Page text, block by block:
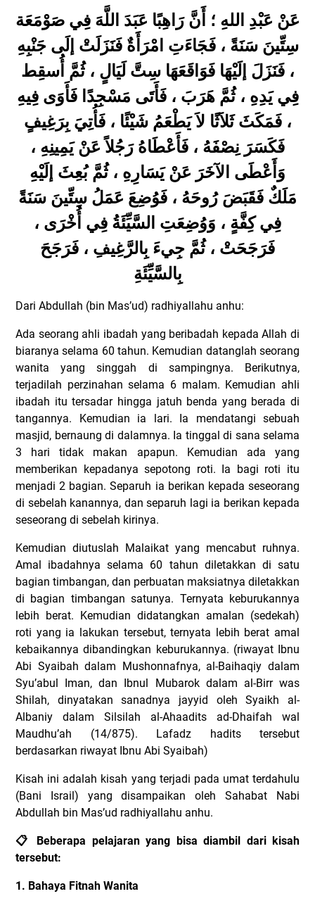
عَنْ عَبْدِ اللهِ ؛ أَنَّ رَاهِبًا عَبَدَ اللَّهَ فِي صَوْمَعَة
سِتِّينَ سَنَةً ، فَجَاءَتِ امْرَأَةٌ فَنَزَلَتْ إلَى جَنْبِهِ
، فَنَزَلَ إلَيْهَا فَوَاقَعَهَا سِتَّ لَيَالٍ ، ثُمَّ أُسقِط
فِي يَدِهِ ، ثُمَّ هَرَبَ ، فَأَتَى مَسْجِدًا فَأَوَى فِيهِ
، فَمَكَثَ ثَلاَثًا لاَ يَطْعَمُ شَيْئًا ، فَأُتِيَ بِرَغِيفٍ
فَكَسَرَ نِصْفَهُ ، فَأَعْطَاهُ رَجُلاً عَنْ يَمِينِهِ ،
وَأَعْطَى الآخَرَ عَنْ يَسَارِهِ ، ثُمَّ بُعِثَ إلَيْهِ
مَلَكٌ فَقَبَضَ رُوحَهُ ، فَوُضِعَ عَمَلُ سِتِّينَ سَنَةً
فِي كِفَّةٍ ، وَوُضِعَتِ السَّيِّئَةُ فِي أُخْرَى ،
فَرَجَحَتْ ، ثُمَّ جِيءَ بِالرَّغِيفِ ، فَرَجَحَ
بِالسَّيِّئَةِ
Dari Abdullah (bin Mas’ud) radhiyallahu anhu:
Ada seorang ahli ibadah yang beribadah kepada Allah di
biaranya selama 60 tahun. Kemudian datanglah seorang
wanita yang singgah di sampingnya. Berikutnya,
terjadilah perzinahan selama 6 malam. Kemudian ahli
ibadah itu tersadar hingga jatuh benda yang berada di
tangannya. Kemudian ia lari. Ia mendatangi sebuah
masjid, bernaung di dalamnya. Ia tinggal di sana selama
3 hari tidak makan apapun. Kemudian ada yang
memberikan kepadanya sepotong roti. Ia bagi roti itu
menjadi 2 bagian. Separuh ia berikan kepada seseorang
di sebelah kanannya, dan separuh lagi ia berikan kepada
seseorang di sebelah kirinya.
Kemudian diutuslah Malaikat yang mencabut ruhnya.
Amal ibadahnya selama 60 tahun diletakkan di satu
bagian timbangan, dan perbuatan maksiatnya diletakkan
di bagian timbangan satunya. Ternyata keburukannya
lebih berat. Kemudian didatangkan amalan (sedekah)
roti yang ia lakukan tersebut, ternyata lebih berat amal
kebaikannya dibandingkan keburukannya. (riwayat Ibnu
Abi Syaibah dalam Mushonnafnya, al-Baihaqiy dalam
Syu’abul Iman, dan Ibnul Mubarok dalam al-Birr was
Shilah, dinyatakan sanadnya jayyid oleh Syaikh al-
Albaniy dalam Silsilah al-Ahaadits ad-Dhaifah wal
Maudhu’ah (14/875). Lafadz hadits tersebut
berdasarkan riwayat Ibnu Abi Syaibah)
Kisah ini adalah kisah yang terjadi pada umat terdahulu
(Bani Israil) yang disampaikan oleh Sahabat Nabi
Abdullah bin Mas’ud radhiyallahu anhu.
📋
Beberapa pelajaran yang bisa diambil dari kisah
tersebut:
1. Bahaya Fitnah Wanita